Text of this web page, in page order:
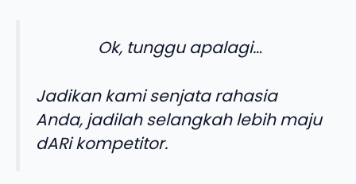
Ok, tunggu apalagi…
Jadikan kami senjata rahasia
Anda, jadilah selangkah lebih maju
dARi kompetitor.